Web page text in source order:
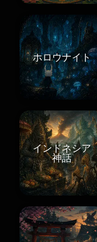
ホロウナイト
インドネシア
神話